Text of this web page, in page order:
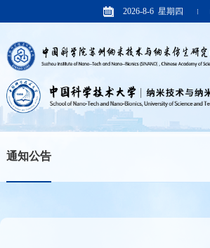
2026-8-6 星期四
通知公告